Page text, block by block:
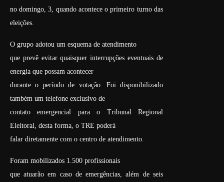
no domingo, 3, quando acontece o primeiro turno das
eleições.
O grupo adotou um esquema de atendimento
que prevê evitar quaisquer interrupções eventuais de
energia que possam acontecer
durante o período de votação. Foi disponibilizado
também um telefone exclusivo de
contato emergencial para o Tribunal Regional
Eleitoral, desta forma, o TRE poderá
falar diretamente com o centro de atendimento.
Foram mobilizados 1.500 profissionais
que atuarão em caso de emergências, além de seis